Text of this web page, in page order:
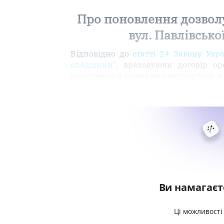
Про поновлення
вул.
Відповідно до статті 24 Закону
спадщини", враховуючи договір
Ви
Ці